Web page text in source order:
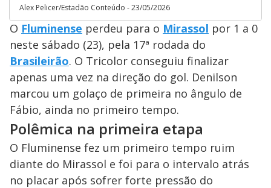
Alex Pelicer/Estadão Conteúdo - 23/05/2026
O Fluminense perdeu para o Mirassol por 1 a 0
neste sábado (23), pela 17ª rodada do
Brasileirão. O Tricolor conseguiu finalizar
apenas uma vez na direção do gol. Denilson
marcou um golaço de primeira no ângulo de
Fábio, ainda no primeiro tempo.
Polêmica na primeira etapa
O Fluminense fez um primeiro tempo ruim
diante do Mirassol e foi para o intervalo atrás
no placar após sofrer forte pressão do